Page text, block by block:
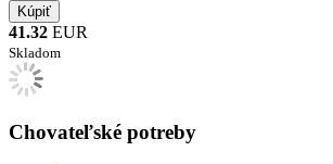
41.32 EUR
Skladom
Chovateľské potreby